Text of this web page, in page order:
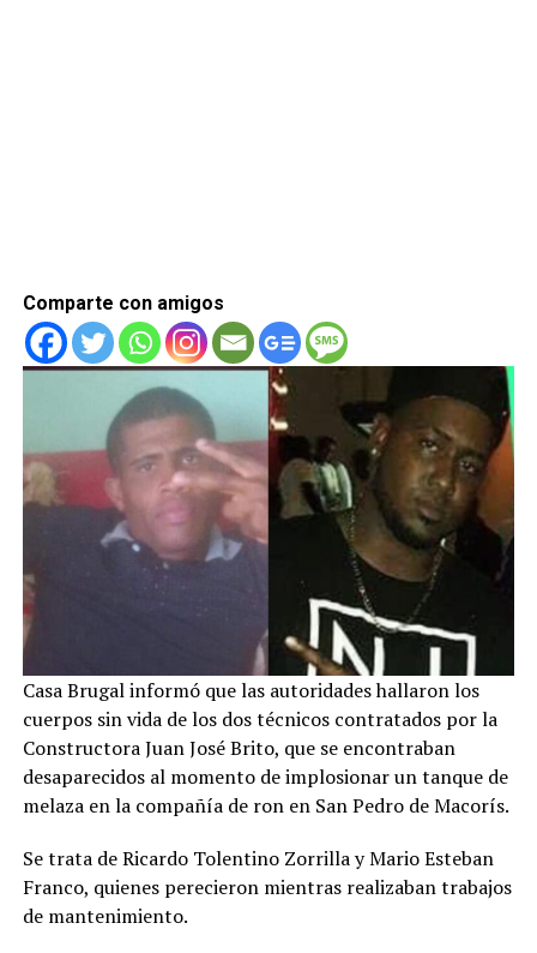
Comparte con amigos
Casa Brugal informó que las autoridades hallaron los
cuerpos sin vida de los dos técnicos contratados por la
Constructora Juan José Brito, que se encontraban
desaparecidos al momento de implosionar un tanque de
melaza en la compañía de ron en San Pedro de Macorís.
Se trata de Ricardo Tolentino Zorrilla y Mario Esteban
Franco, quienes perecieron mientras realizaban trabajos
de mantenimiento.